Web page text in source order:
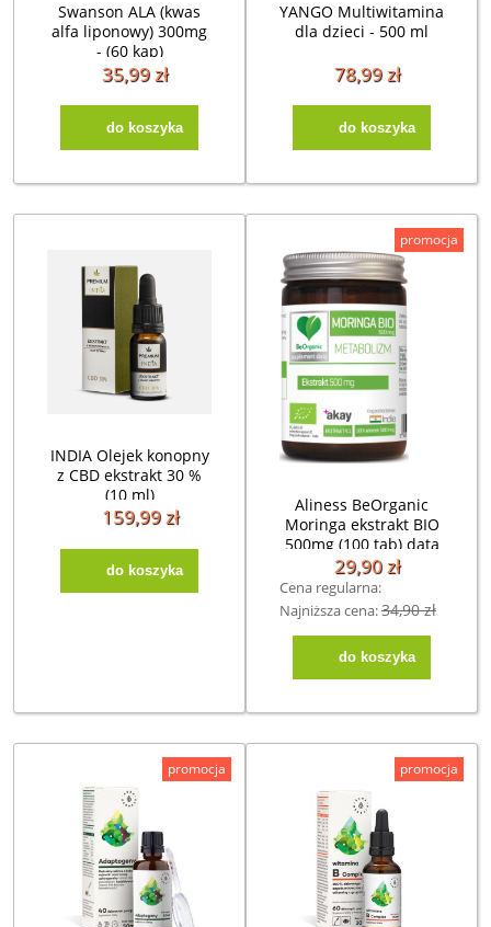
Swanson ALA (kwas
alfa liponowy) 300mg
- (60 kap)
35,99 zł
do koszyka
YANGO Multiwitamina
dla dzieci - 500 ml
78,99 zł
do koszyka
INDIA Olejek konopny
z CBD ekstrakt 30 %
(10 ml)
159,99 zł
do koszyka
Aliness BeOrganic
Moringa ekstrakt BIO
500mg (100 tab) data
30.09.2026
29,90 zł
Cena regularna:
Najniższa cena:34,90 zł
do koszyka
promocja
promocja promocja